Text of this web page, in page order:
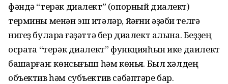
фәндә “терәк диалект” (опорный диалект)
термины менән эш итәләр, йәғни әҙәби телгә
нигеҙ булараҡ ғәҙәттә бер диалект алына. Беҙҙең
осраҡта “терәк диалект” функцияһын ике даилект
башҡарған: көнсығыш һәм көньяҡ. Был хәлдең
объектив һәм субъектив сәбәптәре бар.